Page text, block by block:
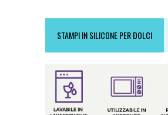
STAMPI IN SILICONE PER DOLCI